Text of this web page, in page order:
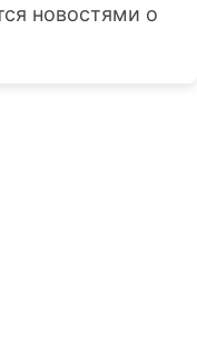
новостями о